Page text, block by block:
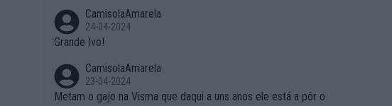
CamisolaAmarela
24-04-2024
Grande Ivo!
CamisolaAmarela
23-04-2024
Metam o gajo na Visma que daqui a uns anos ele está a pôr o